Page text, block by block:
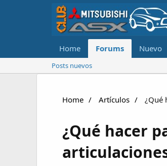
Home Forums Nuevo
Posts nuevos
Home Artículos ¿Qué
¿Qué hacer